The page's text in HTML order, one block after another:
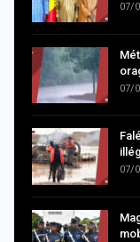
07/
07/
07/